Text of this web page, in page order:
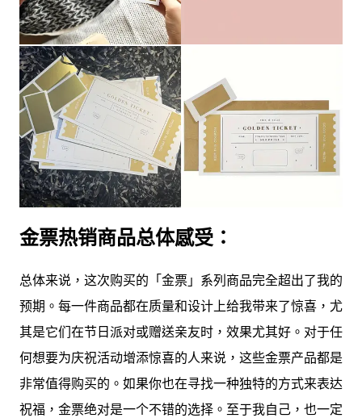
金票热销商品总体感受：
总体来说，这次购买的「金票」系列商品完全超出了我的
预期。每一件商品都在质量和设计上给我带来了惊喜，尤
其是它们在节日派对或赠送亲友时，效果尤其好。对于任
何想要为庆祝活动增添惊喜的人来说，这些金票产品都是
非常值得购买的。如果你也在寻找一种独特的方式来表达
祝福，金票绝对是一个不错的选择。至于我自己，也一定